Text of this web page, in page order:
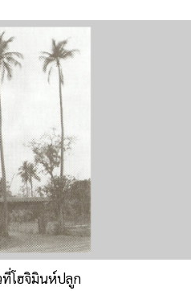
โฮจิมินห์ปลูก